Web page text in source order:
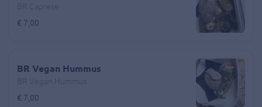
€ 7,00
BR Vegan Hummus
€ 7,00